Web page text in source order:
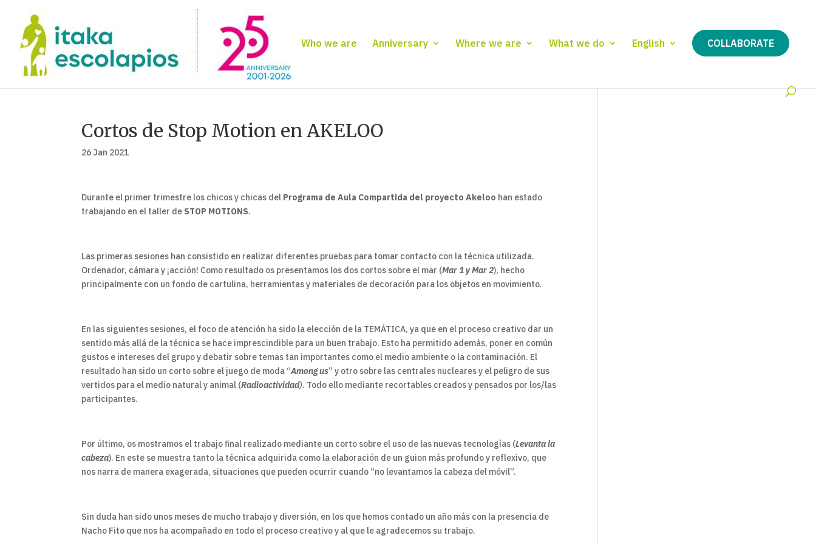
Who we are Anniversary Where we are What we do English COLLABORATE
Cortos de Stop Motion en AKELOO
26 Jan 2021
Durante el primer trimestre los chicos y chicas del Programa de Aula Compartida del proyecto Akeloo han estado
trabajando en el taller de STOP MOTIONS.
Las primeras sesiones han consistido en realizar diferentes pruebas para tomar contacto con la técnica utilizada.
Ordenador, cámara y ¡acción! Como resultado os presentamos los dos cortos sobre el mar (Mar 1 y Mar 2), hecho
principalmente con un fondo de cartulina, herramientas y materiales de decoración para los objetos en movimiento.
En las siguientes sesiones, el foco de atención ha sido la elección de la TEMÁTICA, ya que en el proceso creativo dar un
sentido más allá de la técnica se hace imprescindible para un buen trabajo. Esto ha permitido además, poner en común
gustos e intereses del grupo y debatir sobre temas tan importantes como el medio ambiente o la contaminación. El
resultado han sido un corto sobre el juego de moda “Among us” y otro sobre las centrales nucleares y el peligro de sus
vertidos para el medio natural y animal (Radioactividad). Todo ello mediante recortables creados y pensados por los/las
participantes.
Por último, os mostramos el trabajo final realizado mediante un corto sobre el uso de las nuevas tecnologías (Levanta la
cabeza). En este se muestra tanto la técnica adquirida como la elaboración de un guion más profundo y reflexivo, que
nos narra de manera exagerada, situaciones que pueden ocurrir cuando “no levantamos la cabeza del móvil”.
Sin duda han sido unos meses de mucho trabajo y diversión, en los que hemos contado un año más con la presencia de
Nacho Fito que nos ha acompañado en todo el proceso creativo y al que le agradecemos su trabajo.